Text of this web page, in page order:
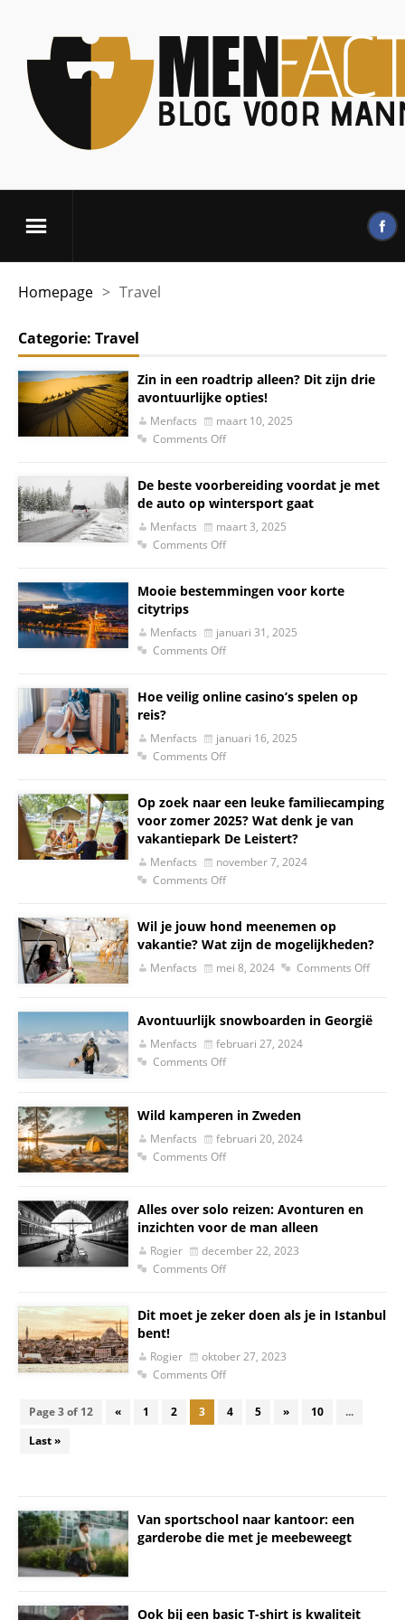
Homepage > Travel
Categorie: Travel
Zin in een roadtrip alleen? Dit zijn drie
avontuurlijke opties!
Menfacts
maart 10, 2025
Comments Off
De beste voorbereiding voordat je met
de auto op wintersport gaat
Menfacts
maart 3, 2025
Comments Off
Mooie bestemmingen voor korte
citytrips
Menfacts
januari 31, 2025
Comments Off
Hoe veilig online casino’s spelen op
reis?
Menfacts
januari 16, 2025
Comments Off
Op zoek naar een leuke familiecamping
voor zomer 2025? Wat denk je van
vakantiepark De Leistert?
Menfacts
november 7, 2024
Comments Off
Wil je jouw hond meenemen op
vakantie? Wat zijn de mogelijkheden?
Menfacts mei 8, 2024 Comments Off
Avontuurlijk snowboarden in Georgië
Menfacts
februari 27, 2024
Comments Off
Wild kamperen in Zweden
Menfacts
februari 20, 2024
Comments Off
Alles over solo reizen: Avonturen en
inzichten voor de man alleen
Rogier
december 22, 2023
Comments Off
Dit moet je zeker doen als je in Istanbul
bent!
Rogier
oktober 27, 2023
Comments Off
Page 3 of 12 « 1 2 3 4 5 » 10
...
Last »
Van sportschool naar kantoor: een
garderobe die met je meebeweegt
Ook bij een basic T-shirt is kwaliteit